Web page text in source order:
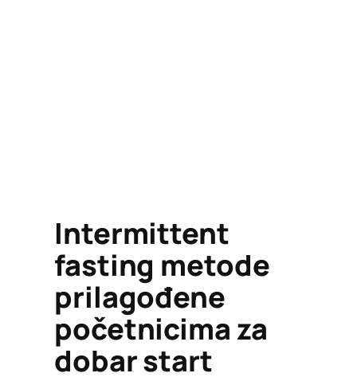
Intermittent
fasting metode
prilagođene
početnicima za
dobar start